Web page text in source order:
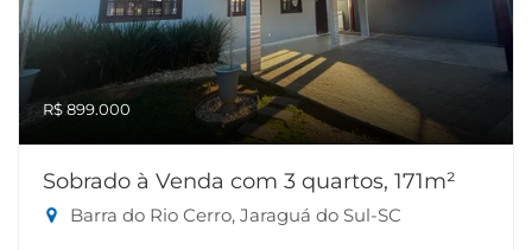
R$ 899.000
Sobrado à Venda com 3 quartos, 171m²
Barra do Rio Cerro, Jaraguá do Sul-SC